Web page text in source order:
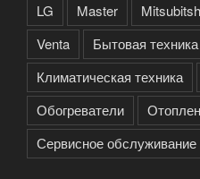
LG
Master
Venta
Бытовая техника
Климатическая техника
Обогреватели
Сервисное обслуживание